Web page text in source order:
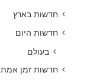
חדשות בארץ
חדשות היום
בעולם
חדשות זמן אמת